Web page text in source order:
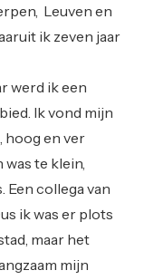
Leuven en
ik zeven jaar
werd ik een
Ik vond mijn
hoog en ver
was te klein,
Een collega van
ik was er plots
maar het
mijn